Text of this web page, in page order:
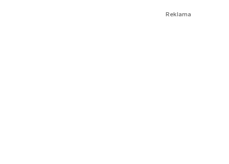
Reklama